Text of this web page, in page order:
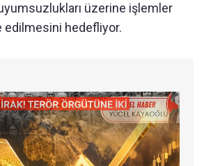
üzerine işlemler
edilmesini hedefliyor.